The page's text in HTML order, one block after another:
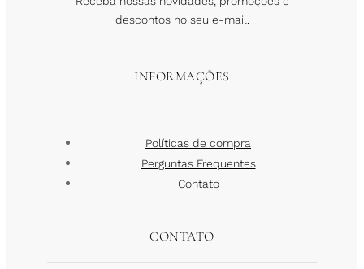
descontos no seu e-mail.
INFORMAÇÕES
Políticas de compra
Perguntas Frequentes
Contato
CONTATO